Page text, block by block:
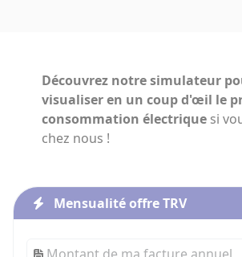
Découvrez notre simulateur
visualiser en un coup d'œil le
consommation électrique si
chez nous !
Mensualité offre TRV